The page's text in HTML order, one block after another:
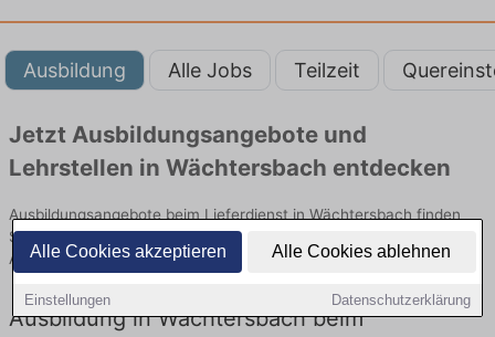
Alle Cookies akzeptieren Alle Cookies ablehnen
Einstellungen Datenschutzerklärung
Ausbildung Alle Jobs Teilzeit
Jetzt Ausbildungsangebote und
Lehrstellen in Wächtersbach entdecken
Ausbildungsangebote beim Lieferdienst in Wächtersbach finden
Sie von namhaften Firmen. Entdecken Sie freie Optionen von Top-
Arbeitgebern und bewerben Sie sich noch heute.
Ausbildung in Wächtersbach beim